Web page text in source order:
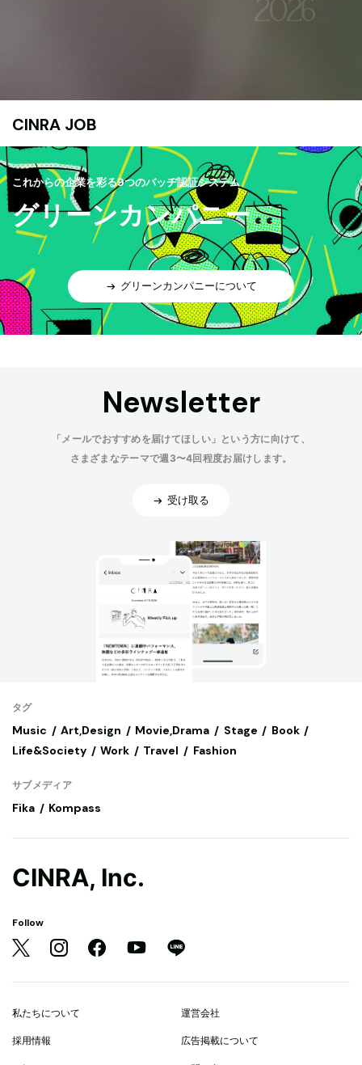
CINRA JOB
これからの企業を彩る9つのバッヂ認証システム
グリーンカンパニー
グリーンカンパニーについて
Newsletter
「メールでおすすめを届けてほしい」という方に向けて、
さまざまなテーマで週3〜4回程度お届けします。
受け取る
タグ
Music Art,Design Movie,Drama Stage
Book
Life&Society
Work Travel Fashion
サブメディア
Fika Kompass
CINRA, Inc.
Follow
私たちについて 運営会社
採用情報 広告掲載について